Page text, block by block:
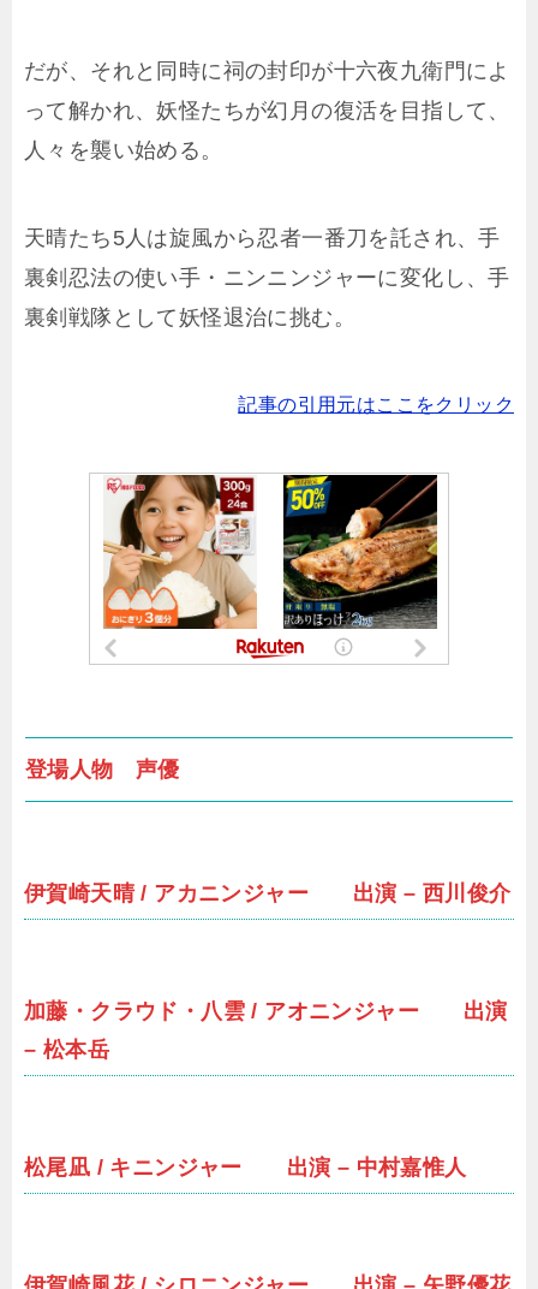
だが、それと同時に祠の封印が十六夜九衛門によ
って解かれ、妖怪たちが幻月の復活を目指して、
人々を襲い始める。
天晴たち5人は旋風から忍者一番刀を託され、手
裏剣忍法の使い手・ニンニンジャーに変化し、手
裏剣戦隊として妖怪退治に挑む。
記事の引用元はここをクリック
登場人物 声優
伊賀崎天晴 / アカニンジャー 出演 – 西川俊介
加藤・クラウド・八雲 / アオニンジャー 出演
– 松本岳
松尾凪 / キニンジャー 出演 – 中村嘉惟人